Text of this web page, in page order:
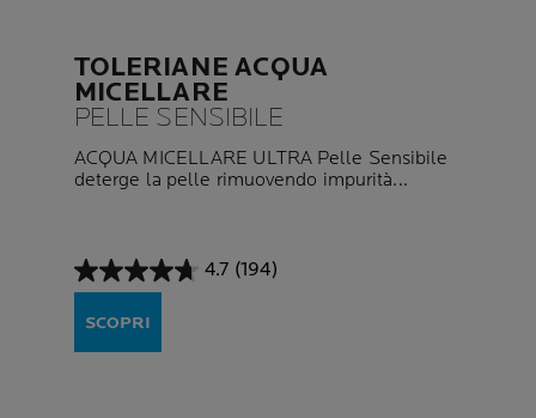
TOLERIANE ACQUA
MICELLARE
PELLE SENSIBILE
ACQUA MICELLARE ULTRA Pelle Sensibile
deterge la pelle rimuovendo impurità...
4.7 (194)
4.7
stelle.
SCOPRI